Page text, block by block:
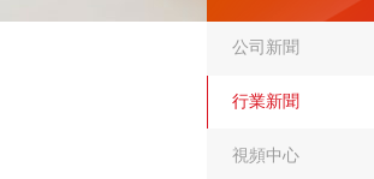
公司新聞
行業新聞
視頻中心